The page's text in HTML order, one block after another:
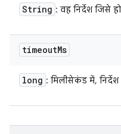
String : वह निर्देश जिसे
timeoutMs
long : मिलीसेकंड में,